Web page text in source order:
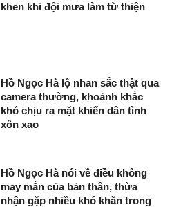
khen khi đội mưa làm từ thiện
Hồ Ngọc Hà lộ nhan sắc thật qua
camera thường, khoảnh khắc
khó chịu ra mặt khiến dân tình
xôn xao
Hồ Ngọc Hà nói về điều không
may mắn của bản thân, thừa
nhận gặp nhiều khó khăn trong